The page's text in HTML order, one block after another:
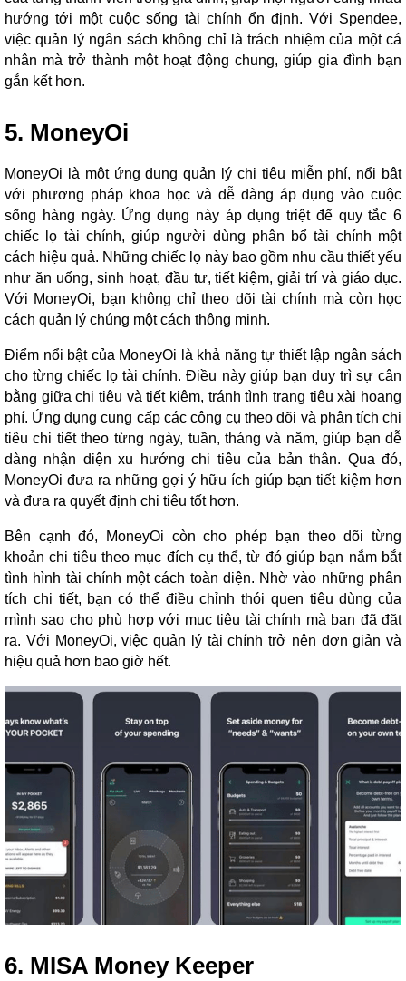
hướng tới một cuộc sống tài chính ổn định. Với Spendee,
việc quản lý ngân sách không chỉ là trách nhiệm của một cá
nhân mà trở thành một hoạt động chung, giúp gia đình bạn
gắn kết hơn.
5. MoneyOi
MoneyOi là một ứng dụng quản lý chi tiêu miễn phí, nổi bật
với phương pháp khoa học và dễ dàng áp dụng vào cuộc
sống hàng ngày. Ứng dụng này áp dụng triệt để quy tắc 6
chiếc lọ tài chính, giúp người dùng phân bổ tài chính một
cách hiệu quả. Những chiếc lọ này bao gồm nhu cầu thiết yếu
như ăn uống, sinh hoạt, đầu tư, tiết kiệm, giải trí và giáo dục.
Với MoneyOi, bạn không chỉ theo dõi tài chính mà còn học
cách quản lý chúng một cách thông minh.
Điểm nổi bật của MoneyOi là khả năng tự thiết lập ngân sách
cho từng chiếc lọ tài chính. Điều này giúp bạn duy trì sự cân
bằng giữa chi tiêu và tiết kiệm, tránh tình trạng tiêu xài hoang
phí. Ứng dụng cung cấp các công cụ theo dõi và phân tích chi
tiêu chi tiết theo từng ngày, tuần, tháng và năm, giúp bạn dễ
dàng nhận diện xu hướng chi tiêu của bản thân. Qua đó,
MoneyOi đưa ra những gợi ý hữu ích giúp bạn tiết kiệm hơn
và đưa ra quyết định chi tiêu tốt hơn.
Bên cạnh đó, MoneyOi còn cho phép bạn theo dõi từng
khoản chi tiêu theo mục đích cụ thể, từ đó giúp bạn nắm bắt
tình hình tài chính một cách toàn diện. Nhờ vào những phân
tích chi tiết, bạn có thể điều chỉnh thói quen tiêu dùng của
mình sao cho phù hợp với mục tiêu tài chính mà bạn đã đặt
ra. Với MoneyOi, việc quản lý tài chính trở nên đơn giản và
hiệu quả hơn bao giờ hết.
6. MISA Money Keeper